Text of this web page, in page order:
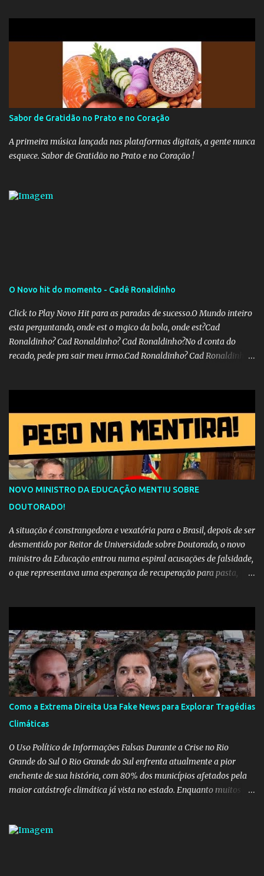
a publicação, a reforma da Previdência Social também está sendo
analisada pelos governadores, que querem subir a taxa de
recolhimento. Nesse caso, seriam atingidos os inativos da União e
dos estados. Atualmente, o teto do INSS é de R$ 5.189,82
Sabor de Gratidão no Prato e no Coração
A primeira música lançada nas plataformas digitais, a gente nunca
esquece. Sabor de Gratidão no Prato e no Coração !
O Novo hit do momento - Cadê Ronaldinho
Click to Play Novo Hit para as paradas de sucesso.O Mundo inteiro
esta perguntando, onde est o mgico da bola, onde est?Cad
Ronaldinho? Cad Ronaldinho? Cad Ronaldinho?No d conta do
recado, pede pra sair meu irmo.Cad Ronaldinho? Cad Ronaldinho?
NOVO MINISTRO DA EDUCAÇÃO MENTIU SOBRE
DOUTORADO!
A situação é constrangedora e vexatória para o Brasil, depois de ser
desmentido por Reitor de Universidade sobre Doutorado, o novo
ministro da Educação entrou numa espiral acusações de falsidade,
o que representava uma esperança de recuperação para pasta,
meio vai ter o seu terceiro ministro no comando, depois da
insensatez de Vélez e as loucuras ideológicas de Weintraub, parecia
que a ala influenciada por Olavo de Carvalho tinha perdido força
na gestão... Mas as mentiras de Carlos Alberto Decotelli podem
trazer mais problemas do que soluções a Educação brasileira,
afinal de contas como acreditar em algo proposto pelo novo
ministro sem imaginar que ele só esta querendo auferir vantagens
pessoais em uma pasta de tamanha envergadura e influência na
vida dos brasileiros. Evelin Azevedo escreveu brilhantemen...
Como a Extrema Direita Usa Fake News para Explorar Tragédias
Climáticas
O Uso Político de Informações Falsas Durante a Crise no Rio
Grande do Sul O Rio Grande do Sul enfrenta atualmente a pior
enchente de sua história, com 80% dos municípios afetados pela
maior catástrofe climática já vista no estado. Enquanto muitos se
voluntários e das forças governamentais, impactando diretamente